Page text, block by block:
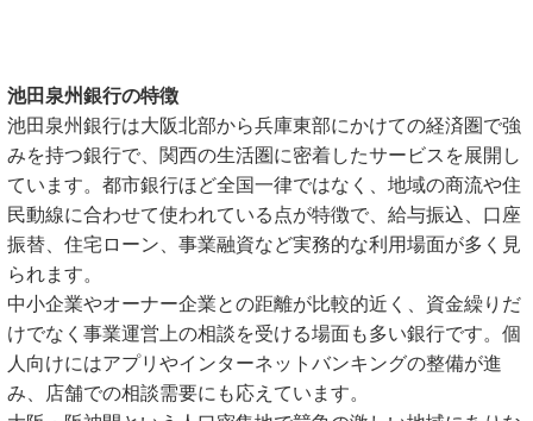
池田泉州銀行の特徴
池田泉州銀行は大阪北部から兵庫東部にかけての経済圏で強
みを持つ銀行で、関西の生活圏に密着したサービスを展開し
ています。都市銀行ほど全国一律ではなく、地域の商流や住
民動線に合わせて使われている点が特徴で、給与振込、口座
振替、住宅ローン、事業融資など実務的な利用場面が多く見
られます。
中小企業やオーナー企業との距離が比較的近く、資金繰りだ
けでなく事業運営上の相談を受ける場面も多い銀行です。個
人向けにはアプリやインターネットバンキングの整備が進
み、店舗での相談需要にも応えています。